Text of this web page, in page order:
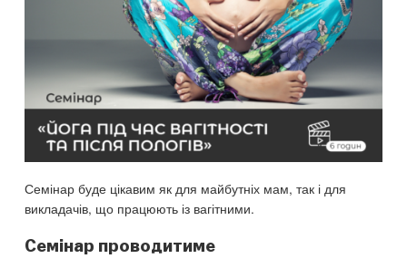
Семінар буде цікавим як для майбутніх мам, так і для
викладачів, що працюють із вагітними.
Семінар проводитиме